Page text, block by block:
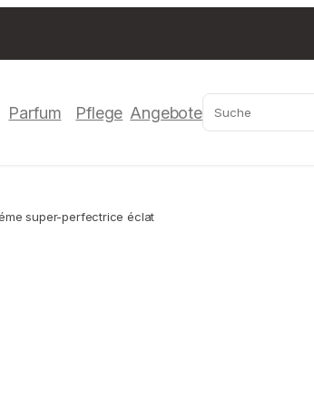
Parfum Pflege Angebote Suchen
super-perfectrice éclat